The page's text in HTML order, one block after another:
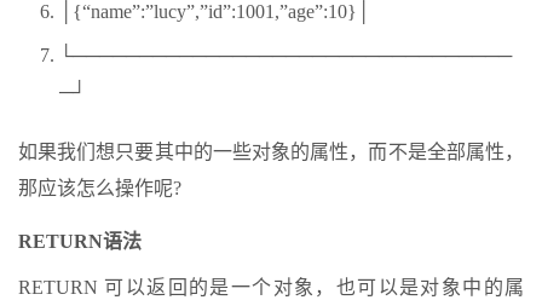
│{“name”:”lucy”,”id”:1001,”age”:10}│
└─────────────────────────────────
─┘
如果我们想只要其中的一些对象的属性，而不是全部属性，
那应该怎么操作呢?
RETURN语法
RETURN 可以返回的是一个对象，也可以是对象中的属